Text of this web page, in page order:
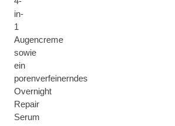
in-
1
Augencreme
sowie
ein
porenverfeinerndes
Overnight
Repair
Serum